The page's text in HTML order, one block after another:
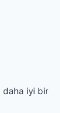
daha iyi bir